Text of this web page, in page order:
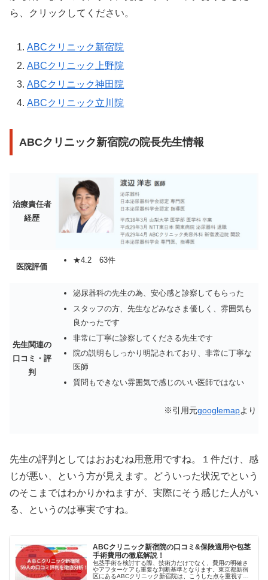
ら、クリックしてください。
ABCクリニック新宿院
ABCクリニック上野院
ABCクリニック神田院
ABCクリニック立川院
ABCクリニック新宿院の院長先生情報
治療責任者
経歴
医院評価
★4.2 63件
先生関連の
口コミ・評
判
泌尿器科の先生の為、安心感と診察してもらった
スタッフの方、先生などみなさま優しく、雰囲気も
良かったです
非常に丁寧に診察してくださる先生です
院の説明もしっかり明記されており、非常に丁寧な
医師
質問もできない雰囲気で感じのいい医師ではない
※引用元googlemapより
先生の評判としてはおおむね用意用ですね。１件だけ、感
じが悪い、という方が見えます。どういった状況でという
のそこまではわかりかねますが、実際にそう感じた人がい
る、というのは事実ですね。
ABCクリニック新宿院の口コミ&保険適用や包茎
手術費用の徹底解説！
包茎手術を検討する際、技術力だけでなく、費用の明確さ
やアフターケアも重要な判断基準となります。東京都新宿
区にあるABCクリニック新宿院は、こうした点を重視する